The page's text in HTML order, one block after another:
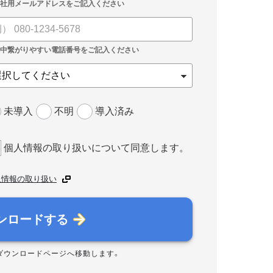
未導入 不明 導入済み
個人情報の取り扱いについて同意します。
報の取り扱い
ロードする
ウンロードページへ移動します。